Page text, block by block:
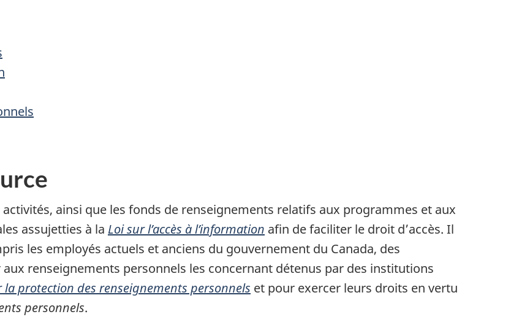
ainsi que les fonds de renseignements relatifs aux programmes et aux
assujetties à la Loi sur l’accès à l’information afin de faciliter le droit d’accès. Il
les employés actuels et anciens du gouvernement du Canada, des
renseignements personnels les concernant détenus par des institutions
la protection des renseignements personnels et pour exercer leurs droits en vertu
personnels.